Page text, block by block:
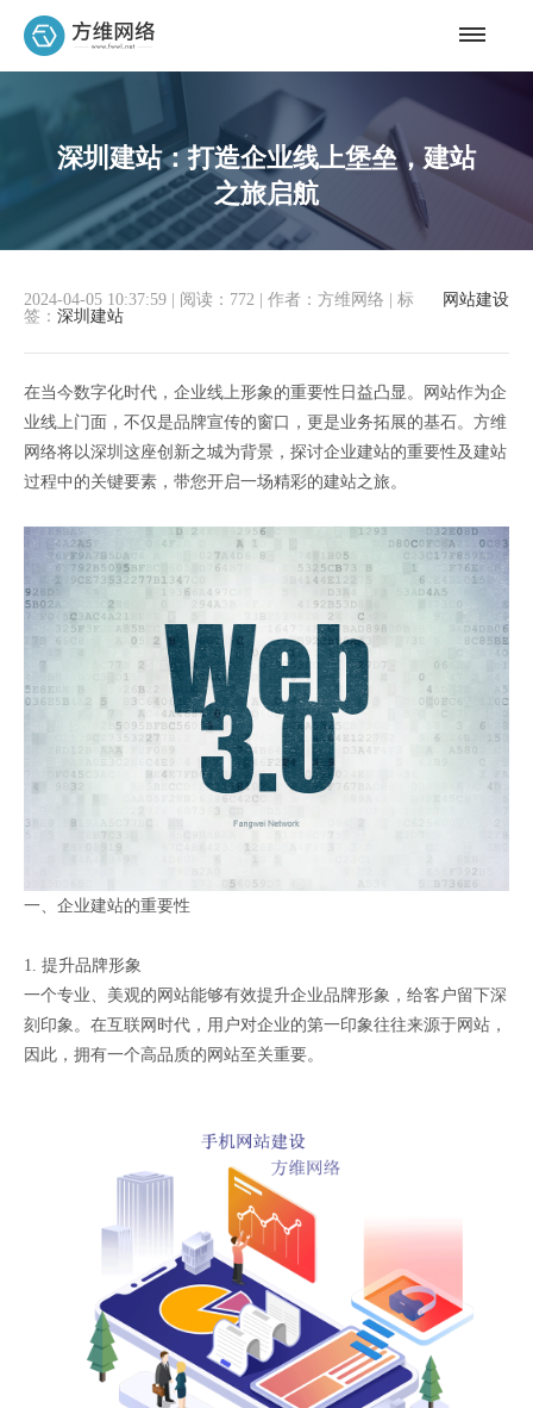
深圳建站：打造企业线上堡垒，建站
之旅启航
网站建设
2024-04-05 10:37:59 阅读：772 作者：方维网络
标
签： 深圳建站
在当今数字化时代，企业线上形象的重要性日益凸显。网站作为企
业线上门面，不仅是品牌宣传的窗口，更是业务拓展的基石。方维
网络将以深圳这座创新之城为背景，探讨企业建站的重要性及建站
过程中的关键要素，带您开启一场精彩的建站之旅。
一、企业建站的重要性
1. 提升品牌形象
一个专业、美观的网站能够有效提升企业品牌形象，给客户留下深
刻印象。在互联网时代，用户对企业的第一印象往往来源于网站，
因此，拥有一个高品质的网站至关重要。